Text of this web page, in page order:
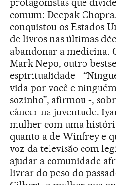
protagonistas que
comum: Deepak
conquistou os Estados
de livros nas últimas
abandonar a medicina.
Mark Nepo, outro
espiritualidade -
vida por você e
sozinho”, afirmou -,
câncer na juventude.
mulher com uma
quanto a de Winfrey e
voz da televisão com
ajudar a comunidade
livrar do peso do